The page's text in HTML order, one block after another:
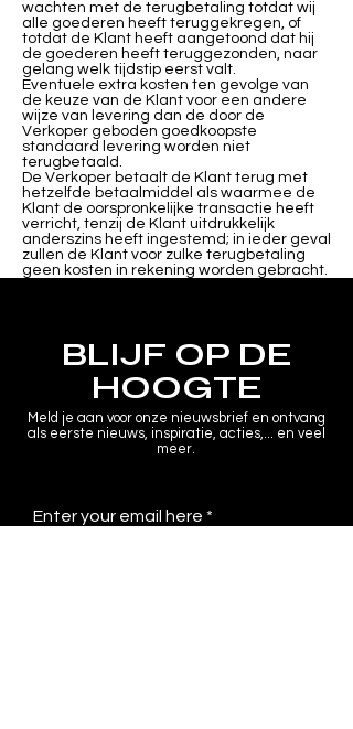
wachten met de terugbetaling totdat wij
alle goederen heeft teruggekregen, of
totdat de Klant heeft aangetoond dat hij
de goederen heeft teruggezonden, naar
gelang welk tijdstip eerst valt.
Eventuele extra kosten ten gevolge van
de keuze van de Klant voor een andere
wijze van levering dan de door de
Verkoper geboden goedkoopste
standaard levering worden niet
terugbetaald.
De Verkoper betaalt de Klant terug met
hetzelfde betaalmiddel als waarmee de
Klant de oorspronkelijke transactie heeft
verricht, tenzij de Klant uitdrukkelijk
anderszins heeft ingestemd; in ieder geval
zullen de Klant voor zulke terugbetaling
geen kosten in rekening worden gebracht.
BLIJF OP DE
HOOGTE
Meld je aan voor onze nieuwsbrief en ontvang
als eerste nieuws, inspiratie, acties,... en veel
meer.
Enter your email here